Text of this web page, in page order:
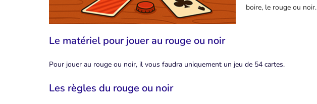
boire, le rouge ou noir.
Le matériel pour jouer au rouge ou noir
Pour jouer au rouge ou noir, il vous faudra uniquement un jeu de 54 cartes.
Les règles du rouge ou noir